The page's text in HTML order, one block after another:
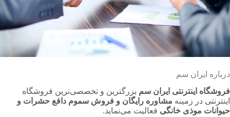
درباره ایران سم
فروشگاه اینترنتی ایران سم بزرگترین و تخصصی‌ترین فروشگاه
اینترنتی در زمینه مشاوره رایگان و فروش سموم دافع حشرات و
حیوانات موذی خانگی فعالیت می‌نماید.